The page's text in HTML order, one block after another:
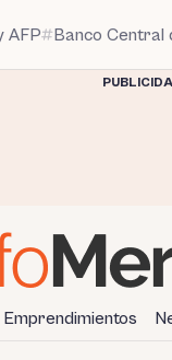
AFP Banco Central
Emprendimientos